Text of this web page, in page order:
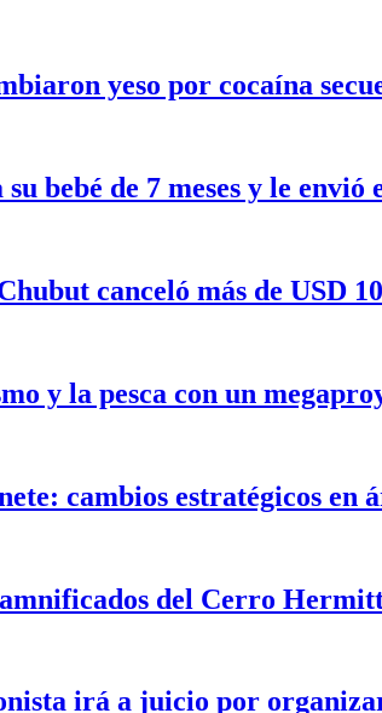
yeso por cocaína
bebé de 7 meses y le envió
canceló más de USD
y la pesca con un
cambios estratégicos en
del Cerro
irá a juicio por